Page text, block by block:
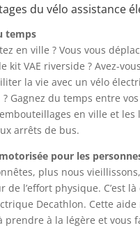
du vélo assistance
temps
en ville ? Vous vous
kit VAE riverside ? Avez-
la vie avec un vélo
? Gagnez du temps entre
en ville et les
arrêts de bus.
pour les
plus nous
de l’effort physique. C’est
Decathlon. Cette aide
prendre à la légère et vous